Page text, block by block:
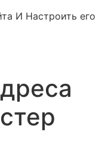
И Настроить его